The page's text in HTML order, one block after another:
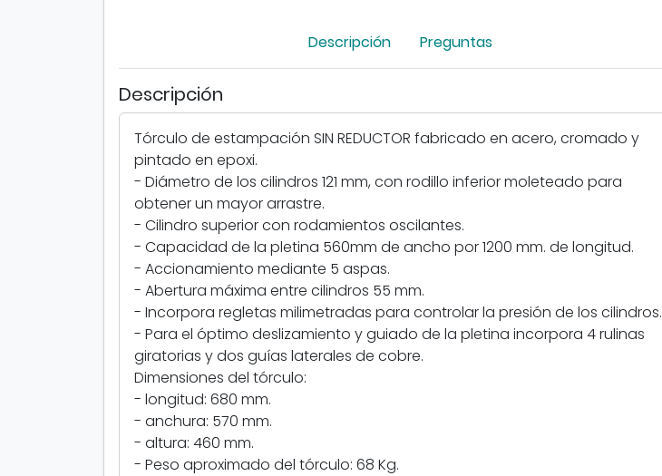
Descripción Preguntas
Descripción
Tórculo de estampación SIN REDUCTOR fabricado en acero, cromado y
pintado en epoxi.
- Diámetro de los cilindros 121 mm, con rodillo inferior moleteado para
obtener un mayor arrastre.
- Cilindro superior con rodamientos oscilantes.
- Capacidad de la pletina 560mm de ancho por 1200 mm. de longitud.
- Accionamiento mediante 5 aspas.
- Abertura máxima entre cilindros 55 mm.
- Incorpora regletas milimetradas para controlar la presión de los cilindros.
- Para el óptimo deslizamiento y guiado de la pletina incorpora 4 rulinas
giratorias y dos guías laterales de cobre.
Dimensiones del tórculo:
- longitud: 680 mm.
- anchura: 570 mm.
- altura: 460 mm.
- Peso aproximado del tórculo: 68 Kg.